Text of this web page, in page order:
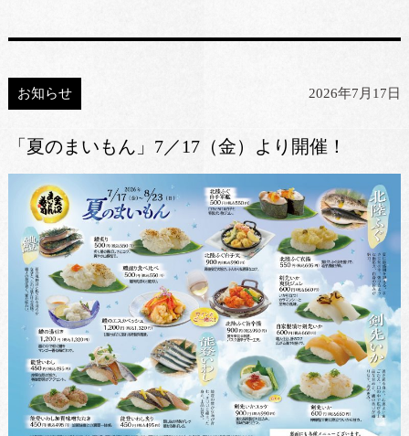
お知らせ 2026年7月17日
「夏のまいもん」7／17（金）より開催！